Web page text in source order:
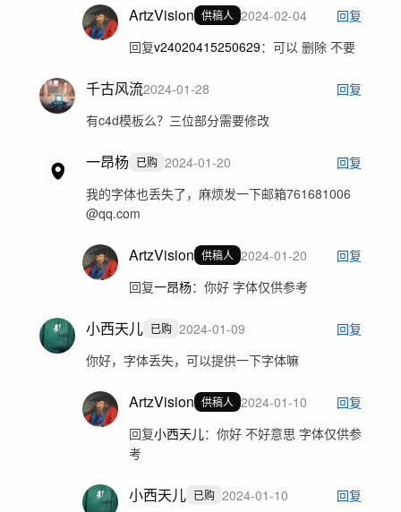
ArtzVision 供稿人 2024-02-04
回复
回复v24020415250629： 可以 删除 不要
千古风流2024-01-28
回复
有c4d模板么？三位部分需要修改
一昂杨 已购 2024-01-20
回复
我的字体也丢失了，麻烦发一下邮箱761681006
@qq.com
ArtzVision 供稿人 2024-01-20
回复
回复一昂杨： 你好 字体仅供参考
小西天儿 已购 2024-01-09
回复
你好，字体丢失，可以提供一下字体嘛
ArtzVision 供稿人 2024-01-10
回复
回复小西天儿： 你好 不好意思 字体仅供参
考
小西天儿 已购 2024-01-10
回复